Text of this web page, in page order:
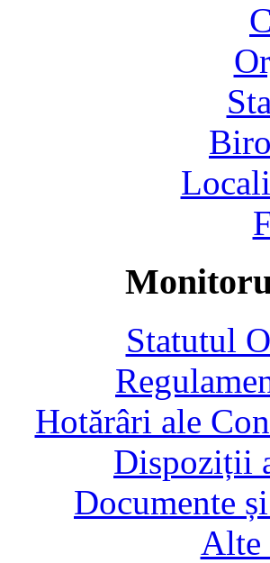
Statutul
Hotărâri ale
Dispoziții
Documente
Alte